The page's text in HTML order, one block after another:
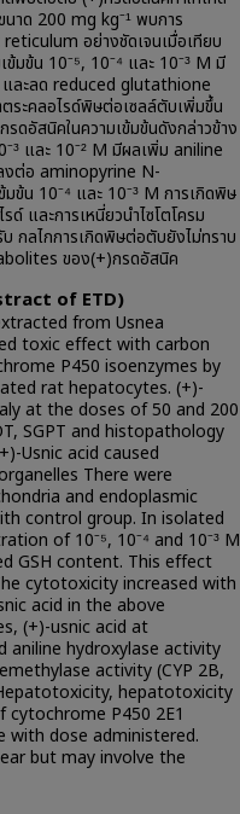
าด 200 mg kg⁻¹ พบการ
อย่างชัดเจนเมื่อเทียบ
มข้น 10⁻⁵, 10⁻⁴ และ 10⁻³ M มี
ละลด reduced glutathione
ะคลอไรด์พิษต่อเซลล์ตับเพิ่มขึ้น
รดอัสนิคในความเข้มข้นดังกล่าวข้าง
และ 10⁻² M มีผลเพิ่ม aniline
งต่อ aminopyrine N-
น 10⁻⁴ และ 10⁻³ M การเกิดพิษ
และการเหนี่ยวนำไซโตโครม
กลไกการเกิดพิษต่อตับยังไม่ทราบ
ของ(+)กรดอัสนิค
of ETD)
from Usnea
toxic effect with carbon
P450 isoenzymes by
rat hepatocytes. (+)-
at the doses of 50 and 200
SGPT and histopathology
Usnic acid caused
There were
and endoplasmic
control group. In isolated
of 10⁻⁵, 10⁻⁴ and 10⁻³ M
GSH content. This effect
cytotoxicity increased with
acid in the above
(+)-usnic acid at
aniline hydroxylase activity
activity (CYP 2B,
hepatotoxicity
cytochrome P450 2E1
with dose administered.
but may involve the